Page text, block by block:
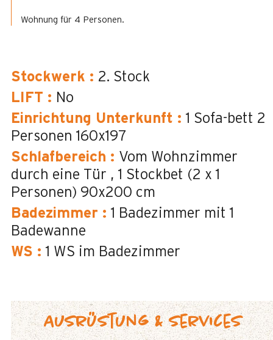
Wohnung für 4 Personen.
Stockwerk : 2. Stock
LIFT : No
Einrichtung Unterkunft : 1 Sofa-bett 2
Personen 160x197
Schlafbereich : Vom Wohnzimmer
durch eine Tür
1 Stockbet (2 x 1
Personen) 90x200 cm
Badezimmer : 1 Badezimmer mit 1
Badewanne
WS : 1 WS im Badezimmer
Ausrüstung & Services